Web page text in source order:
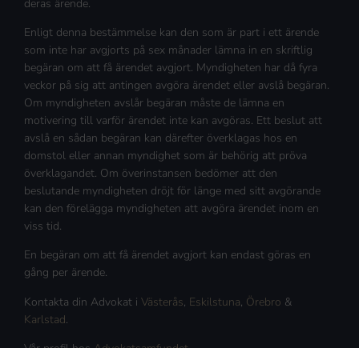
deras ärende.
Enligt denna bestämmelse kan den som är part i ett ärende
som inte har avgjorts på sex månader lämna in en skriftlig
begäran om att få ärendet avgjort. Myndigheten har då fyra
veckor på sig att antingen avgöra ärendet eller avslå begäran.
Om myndigheten avslår begäran måste de lämna en
motivering till varför ärendet inte kan avgöras. Ett beslut att
avslå en sådan begäran kan därefter överklagas hos en
domstol eller annan myndighet som är behörig att pröva
överklagandet. Om överinstansen bedömer att den
beslutande myndigheten dröjt för länge med sitt avgörande
kan den förelägga myndigheten att avgöra ärendet inom en
viss tid.
En begäran om att få ärendet avgjort kan endast göras en
gång per ärende.
Kontakta din Advokat i Västerås, Eskilstuna, Örebro &
Karlstad.